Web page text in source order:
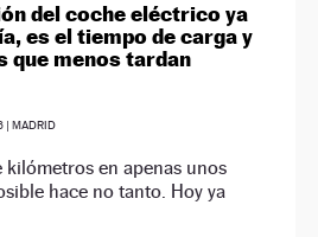
del coche eléctrico ya
es el tiempo de carga y
que menos tardan
| MADRID
kilómetros en apenas unos
hace no tanto. Hoy ya